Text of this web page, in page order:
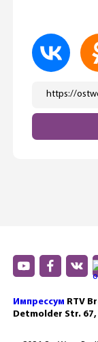
Импрессум RTV
Detmolder Str. 67,